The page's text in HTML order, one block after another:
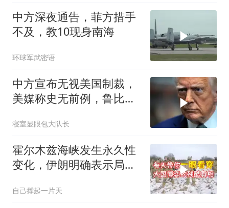
中方深夜通告，菲方措手
不及，教10现身南海
环球军武密语
中方宣布无视美国制裁，
美媒称史无前例，鲁比
寝室显眼包大队长
霍尔木兹海峡发生永久性
变化，伊朗明确表示局势
自己撑起一片天